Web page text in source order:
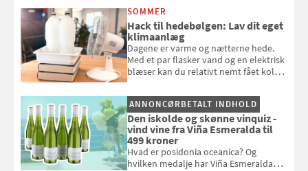
opmærksom, når du smider
badebassinet eller et badedyr ud
SOMMER
Hack til hedebølgen: Lav dit eget
klimaanlæg
Dagene er varme og nætterne hede.
Med et par flasker vand og en elektrisk
blæser kan du relativt nemt fået koldt
og se, hvordan du gør
ANNONCØRBETALT INDHOLD
Den iskolde og skønne vinquiz -
vind vine fra Viña Esmeralda til
499 kroner
Hvad er posidonia oceanica? Og
hvilken medalje har Viña Esmeralda